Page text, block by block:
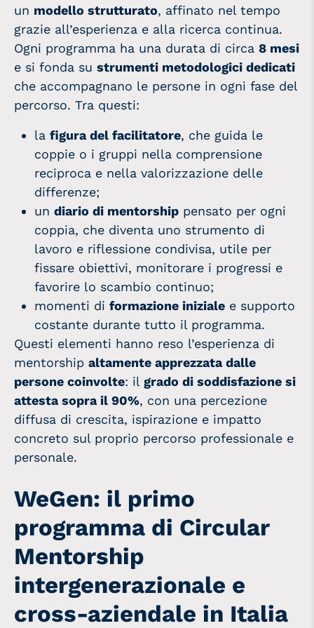
un modello strutturato, affinato nel tempo
grazie all’esperienza e alla ricerca continua.
Ogni programma ha una durata di circa 8 mesi
e si fonda su strumenti metodologici dedicati
che accompagnano le persone in ogni fase del
percorso. Tra questi:
lafigura del facilitatore, che guida le
coppie o i gruppi nella comprensione
reciproca e nella valorizzazione delle
differenze;
undiario di mentorship pensato per ogni
coppia, che diventa uno strumento di
lavoro e riflessione condivisa, utile per
fissare obiettivi, monitorare i progressi e
favorire lo scambio continuo;
momenti diformazione iniziale e supporto
costante durante tutto il programma.
Questi elementi hanno reso l’esperienza di
mentorship altamente apprezzata dalle
persone coinvolte: il grado di soddisfazione si
attesta sopra il 90%, con una percezione
diffusa di crescita, ispirazione e impatto
concreto sul proprio percorso professionale e
personale.
WeGen: il primo
programma di Circular
Mentorship
intergenerazionale e
cross-aziendale in Italia